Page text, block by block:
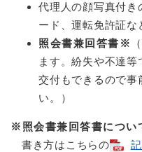
代理人の顔写真付き
ード、運転免許証な
照会書兼回答書※
ます。紛失や不達
交付もできるので事
い。）
※照会書兼回答書につい
書き方はこちらの